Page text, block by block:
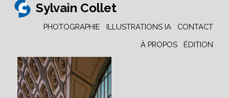
Sylvain Collet
CONTACT
ILLUSTRATIONS IA
PHOTOGRAPHIE
ÉDITION
À PROPOS